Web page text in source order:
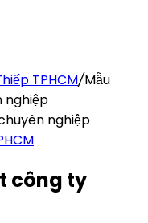
TPHCM/Mẫu
nghiệp
công ty